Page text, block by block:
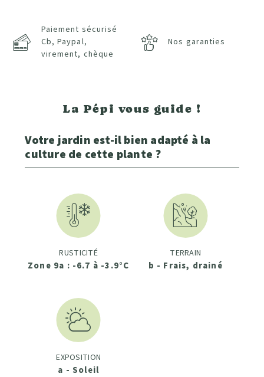
Paiement sécurisé
Cb, Paypal,
virement, chèque
Nos garanties
La Pépi vous guide !
Votre jardin est-il bien adapté à la
culture de cette plante ?
RUSTICITÉ
Zone 9a : -6.7 à -3.9°C
TERRAIN
b - Frais, drainé
EXPOSITION
a - Soleil